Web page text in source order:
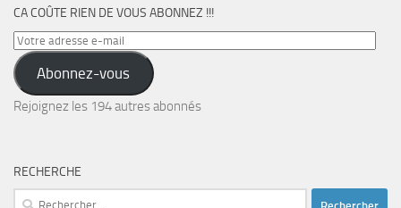
CA COÛTE RIEN DE VOUS ABONNEZ !!!
Votre
adresse
e-
mail
Abonnez-vous
Rejoignez les 194 autres abonnés
RECHERCHE
Rechercher :